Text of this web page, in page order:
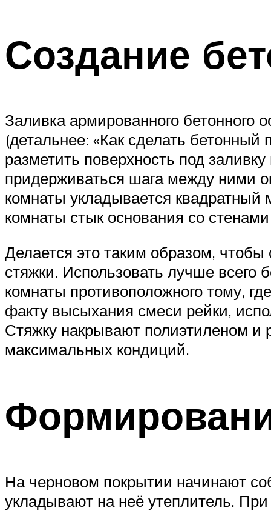
Создание
Заливка армированного бетонного
(детальнее: «Как сделать
разметить поверхность под
придерживаться шага между ними
комнаты укладывается
комнаты стык основания со
Делается это таким образом,
стяжки. Использовать лучше всего
комнаты противоположного тому,
факту высыхания смеси рейки,
Стяжку накрывают полиэтиленом и
максимальных кондиций.
На черновом покрытии начинают
укладывают на неё утеплитель.